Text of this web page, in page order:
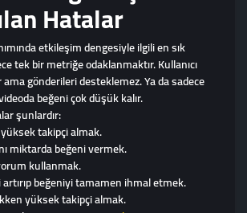
Hatalar
etkileşim dengesiyle ilgili en sık
tek bir metriğe odaklanmaktır. Kullanıcı
ama gönderileri desteklemez. Ya da sadece
beğeni çok düşük kalır.
şunlardır:
yüksek takipçi almak.
miktarda beğeni vermek.
kullanmak.
beğeniyi tamamen ihmal etmek.
yüksek takipçi almak.